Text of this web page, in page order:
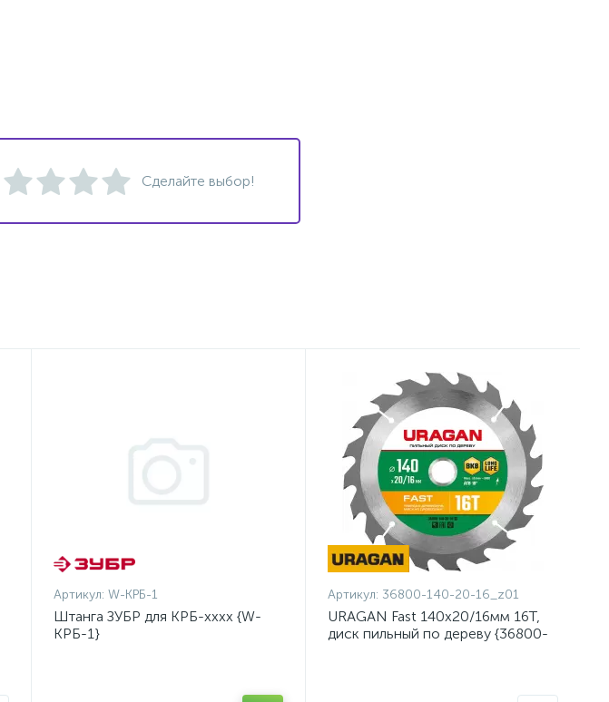
Сделайте выбор!
Артикул: W-КРБ-1
Штанга ЗУБР для КРБ-хххх {W-
КРБ-1}
Артикул: 36800-140-20-16_z01
URAGAN Fast 140x20/16мм 16Т,
диск пильный по дереву {36800-